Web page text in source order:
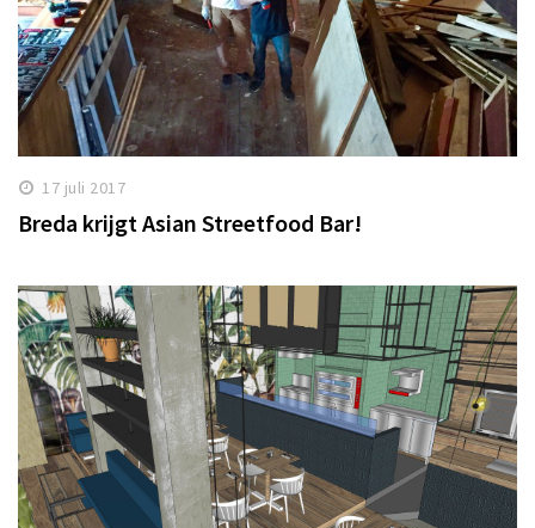
17 juli 2017
Breda krijgt Asian Streetfood Bar!